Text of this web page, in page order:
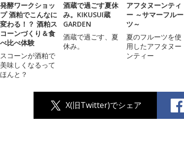
発酵ワークショッ
プ 酒粕でこんなに
変わる！？ 酒粕ス
コーンづくり＆食
べ比べ体験
スコーンが酒粕で
美味しくなるって
ほんと？
酒蔵で過ごす夏休
み。KIKUSUI蔵
GARDEN
酒蔵で過ごす、夏
休み。
アフタヌーンティ
ー ～サマーフルー
ツ～
夏のフルーツを使
用したアフタヌー
ンティー
X(旧Twitter)でシェア